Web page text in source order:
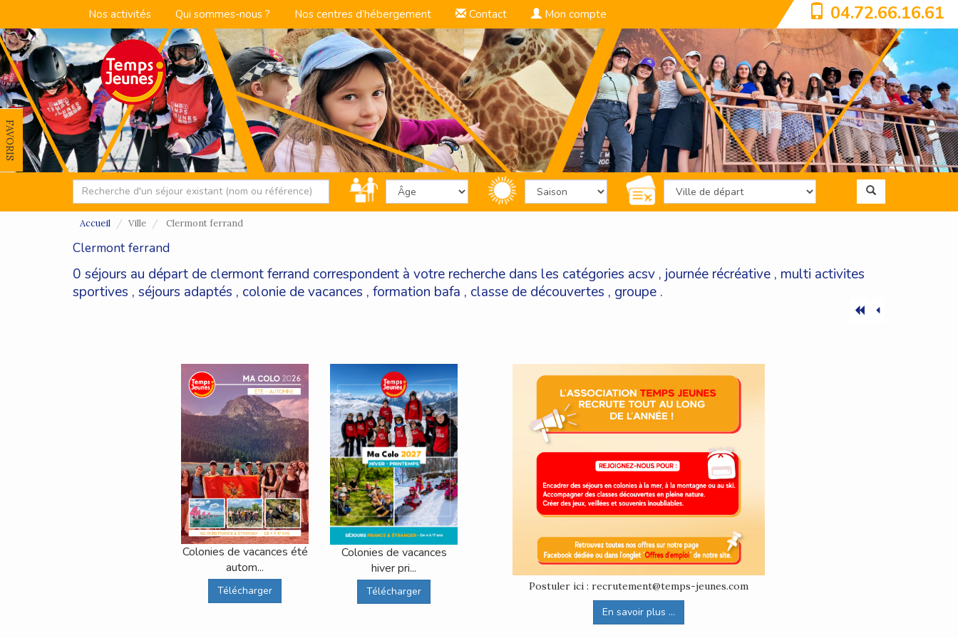
Nos activités Qui sommes-nous ? Nos centres d’hébergement Contact Mon compte 04.72.66.16.61
FAVORIS
Accueil Ville Clermont ferrand
Clermont ferrand
0 séjours au départ de clermont ferrand correspondent à votre recherche dans les catégories acsv , journée récréative , multi activites
sportives , séjours adaptés , colonie de vacances , formation bafa , classe de découvertes , groupe .
Colonies de vacances été
autom...
Télécharger
Colonies de vacances
hiver pri...
Télécharger Postuler ici : recrutement@temps-jeunes.com
En savoir plus ...